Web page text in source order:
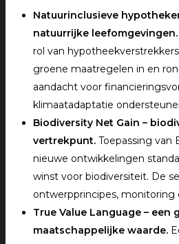
Natuurinclusieve
natuurrijke leefomgevingen.
rol van
groene maatregelen in en
aandacht voor
klimaatadaptatie
Biodiversity Net Gain –
vertrekpunt. Toepassing van
nieuwe ontwikkelingen
winst voor biodiversiteit. De
ontwerpprincipes, monitoring
True Value Language – een
maatschappelijke waarde.